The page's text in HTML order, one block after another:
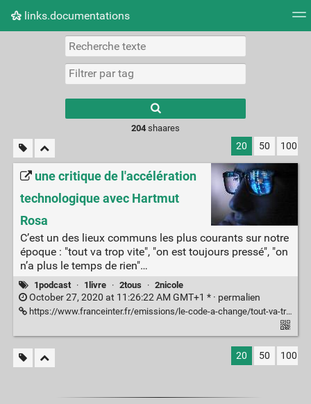
links.documentations
Nuage de tags Mur d'images
results.
204shaares
20 50 100
une critique de l'accélération
technologique avec Hartmut
Rosa
C’est un des lieux communs les plus courants sur notre
époque : "tout va trop vite", "on est toujours pressé", "on
n’a plus le temps de rien"…
1podcast · 1livre · 2tous · 2nicole
October 27, 2020 at 11:26:22 AM GMT+1 * · permalien
https://www.franceinter.fr/emissions/le-code-a-change/tout-va-trop-vite-mon-bon-monsieur-une-critique-de-l-acceleration-technologique-avec-hartmut-rosa
20 50 100